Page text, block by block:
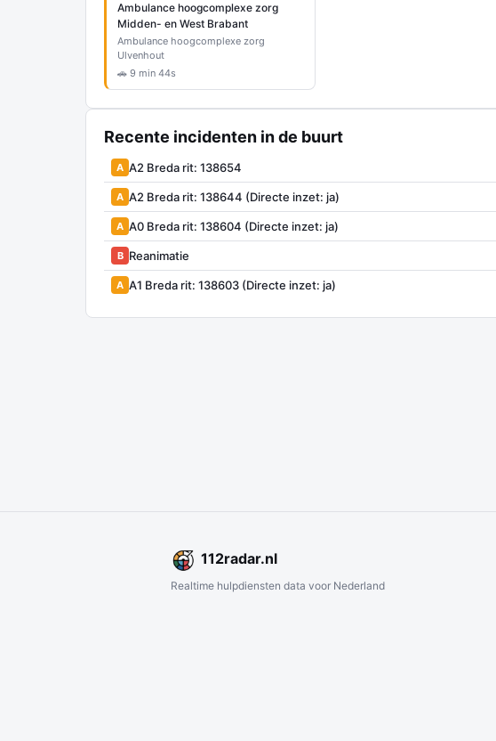
Ambulance hoogcomplexe zorg
Midden- en West Brabant
Ambulance hoogcomplexe zorg
Ulvenhout
🚗 9 min 44s
Recente incidenten in de buurt
A A2 Breda rit: 138654
A A2 Breda rit: 138644 (Directe inzet: ja)
A A0 Breda rit: 138604 (Directe inzet: ja)
B Reanimatie
A A1 Breda rit: 138603 (Directe inzet: ja)
112radar.nl
Realtime hulpdiensten data voor Nederland